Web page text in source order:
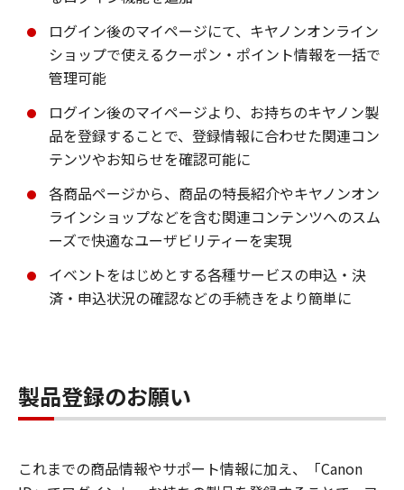
ログイン後のマイページにて、キヤノンオンライン
ショップで使えるクーポン・ポイント情報を一括で
管理可能
ログイン後のマイページより、お持ちのキヤノン製
品を登録することで、登録情報に合わせた関連コン
テンツやお知らせを確認可能に
各商品ページから、商品の特長紹介やキヤノンオン
ラインショップなどを含む関連コンテンツへのスム
ーズで快適なユーザビリティーを実現
イベントをはじめとする各種サービスの申込・決
済・申込状況の確認などの手続きをより簡単に
製品登録のお願い
これまでの商品情報やサポート情報に加え、「Canon